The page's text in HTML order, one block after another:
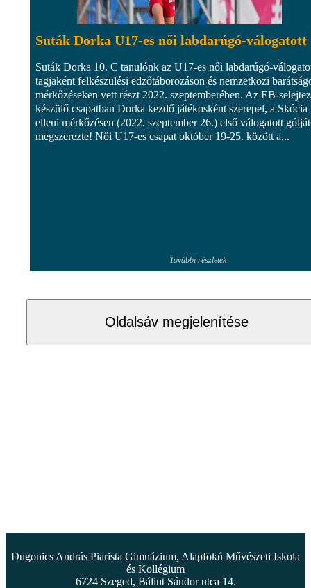
Suták Dorka U17-es női labdarúgó-válogatott
Suták Dorka 10. C tanulónk az U17-es női labdarúgó-
tagjaként felkészülési edzőtáborozáson és nemzetközi
mérkőzéseken vett részt 2022. szeptemberében. Az EB-
készülő csapatban Dorka kezdő játékosként szerepel, a Skócia
elleni mérkőzésen (2022. szeptember 26.) első válogatott
megszerezte! Női U17-es csapat október 19-25. között a...
További részletek
Oldalsáv megjelenítése
Dugonics András Piarista Gimnázium, Alapfokú Művészeti Iskola
és Kollégium
6724 Szeged, Bálint Sándor utca 14.